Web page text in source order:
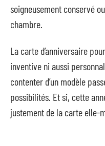
soigneusement conservé
chambre.
La carte d’anniversaire
inventive ni aussi
contenter d’un modèle
possibilités. Et si, cette
justement de la carte elle-